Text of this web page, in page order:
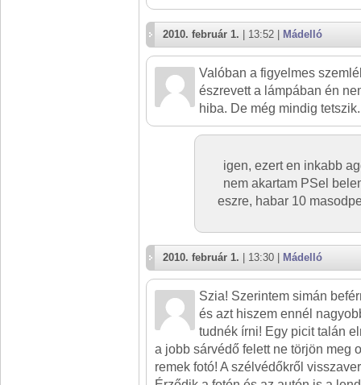
2010. február 1. | 13:52 | Mádelló
Valóban a figyelmes
észrevett a lámpában én
hiba. De még mindig tetszik.
igen, ezert en inkabb
nem akartam PSel
eszre, habar 10
2010. február 1. | 13:30 | Mádelló
Szia! Szerintem simán
és azt hiszem ennél
tudnék írni! Egy picit talán
a jobb sárvédő felett ne törjön meg
remek fotó! A szélvédőkről